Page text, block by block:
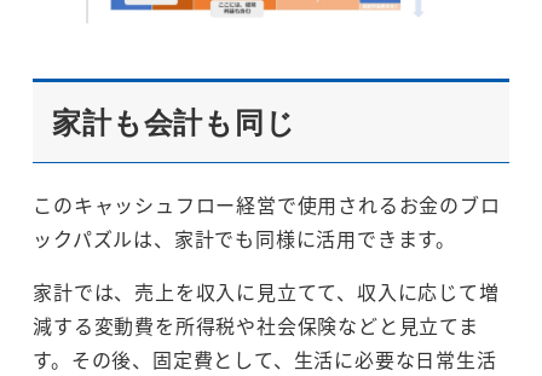
家計も会計も同じ
このキャッシュフロー経営で使用されるお金のブロ
ックパズルは、家計でも同様に活用できます。
家計では、売上を収入に見立てて、収入に応じて増
減する変動費を所得税や社会保険などと見立てま
す。その後、固定費として、生活に必要な日常生活